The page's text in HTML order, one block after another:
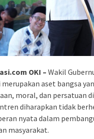
OKI – Wakil
aset bangsa
moral, dan persatuan
diharapkan tidak
nyata dalam
masyarakat.